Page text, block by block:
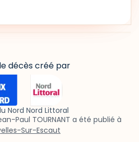
décès créé par
Nord Nord Littoral
Paul TOURNANT a été publié à
Sur-Escaut